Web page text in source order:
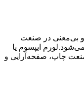
و بی‌معنی در صنعت
ایپسوم یا
چاپ، صفحه‌آرایی و